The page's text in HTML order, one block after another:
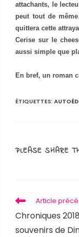
attachants, le
peut tout de
quittera cette
Cerise sur le
aussi simple que
En bref, un roman
ÉTIQUETTES:
PLEASE SHARE
Read
more
articles
Article
Chroniques
souvenirs de